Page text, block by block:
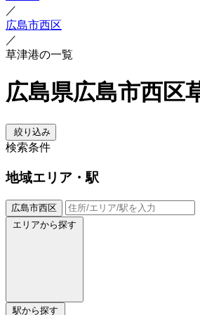
／
広島市西区
／
草津港の一覧
広島県広島市西区
絞り込み
検索条件
地域エリア・駅
広島市西区
エリアから探す
駅から探す